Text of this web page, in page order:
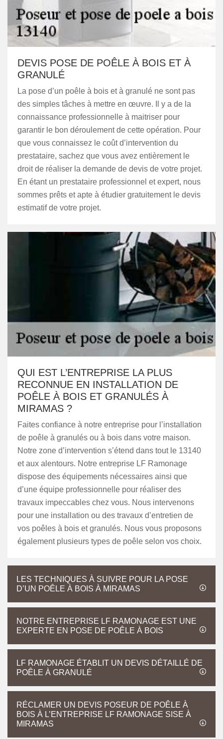
DEVIS POSE DE POÊLE À BOIS ET À
GRANULÉ
La pose d’un poêle à bois et à granulé ne sont pas
des simples tâches à mettre en œuvre. Il y a de la
connaissance professionnelle à maitriser pour
garantir le bon déroulement de cette opération. Pour
que vous connaissez le coût d’intervention du
prestataire, sachez que vous avez entièrement le
droit de réaliser la demande de devis de votre projet.
En étant un prestataire professionnel et expert, nous
sommes prêts et apte à étudier gratuitement le devis
estimatif de votre projet.
QUI EST L’ENTREPRISE LA PLUS
RECONNUE EN INSTALLATION DE
POÊLE À BOIS ET GRANULÉS À
MIRAMAS ?
Faites confiance à notre entreprise pour l’installation
de poêle à granulés ou à bois dans votre maison.
Notre zone d’intervention s’étend dans tout le 13140
et aux alentours. Notre entreprise LF Ramonage
dispose des équipements nécessaires ainsi que
d’une équipe professionnelle pour réaliser des
travaux impeccables chez vous. Nous intervenons
pour une installation ou des travaux d’entretien de
vos poêles à bois et granulés. Nous vous proposons
également plusieurs types de poêle selon vos choix.
LES TECHNIQUES À SUIVRE POUR LA POSE
D’UN POÊLE À BOIS À MIRAMAS
NOTRE ENTREPRISE LF RAMONAGE EST UNE
EXPERTE EN POSE DE POÊLE À BOIS
LF RAMONAGE ÉTABLIT UN DEVIS DÉTAILLÉ DE
POÊLE À GRANULÉ
RÉCLAMER UN DEVIS POSEUR DE POÊLE À
BOIS À L’ENTREPRISE LF RAMONAGE SISE À
MIRAMAS